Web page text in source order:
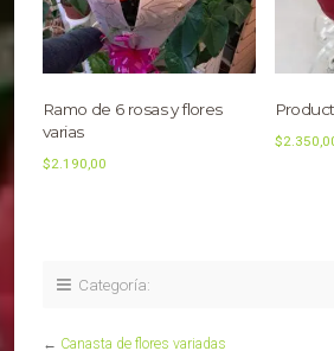
Ramo de 6 rosas y flores
varias
$2.190,00
$
Categoría:
← Canasta de flores variadas